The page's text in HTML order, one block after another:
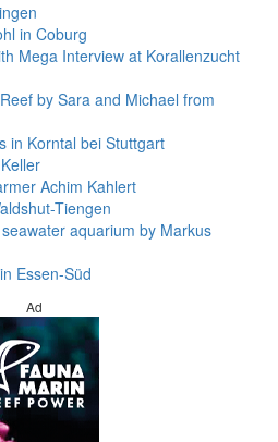
in Coburg
Mega Interview at Korallenzucht
by Sara and Michael from
in Korntal bei Stuttgart
Achim Kahlert
Tiengen
aquarium by Markus
Essen-Süd
Ad